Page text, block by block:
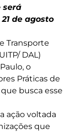
será
de agosto
Transporte
DAL)
o
Práticas de
busca esse
ação voltada
que